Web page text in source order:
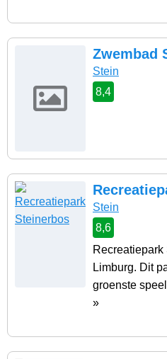
Zwembad
Stein
8,4
Stein
8,6
Limburg. Dit
groenste
»